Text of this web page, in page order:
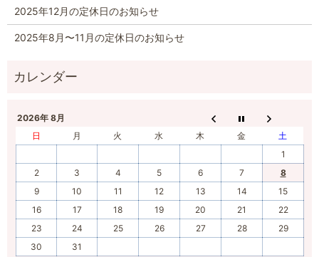
2025年12月の定休日のお知らせ
2025年8月〜11月の定休日のお知らせ
2026年 8月
日
月 火 水 木 金
土
1
2
3 4 5 6 7
8
9
10 11 12 13 14
15
16
17 18 19 20 21
22
23
24 25 26 27 28
29
30
31